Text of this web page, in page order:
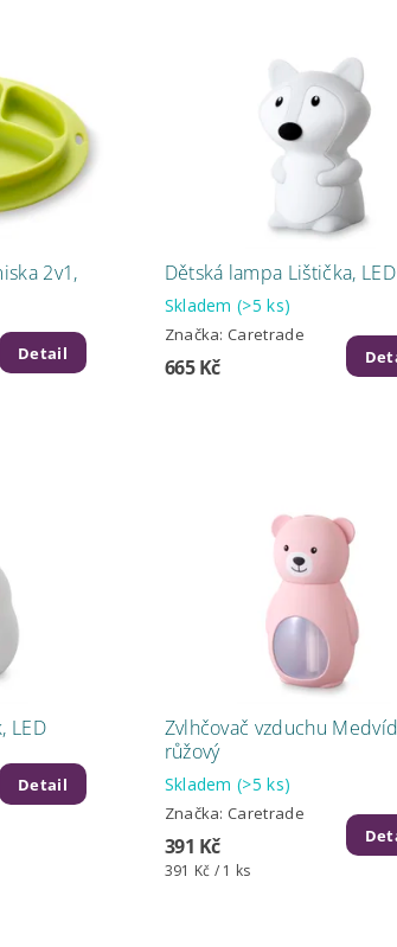
2v1,
Detail
Dětská lampa Lištička, LED
Skladem(>5 ks)
Značka: Caretrade
665 Kč
LED
Detail
Zvlhčovač vzduchu
růžový
Skladem(>5 ks)
Značka: Caretrade
391 Kč
391 Kč / 1 ks